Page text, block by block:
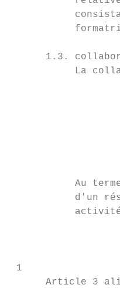
1.3.
La
Au
d'un
1
Article 3